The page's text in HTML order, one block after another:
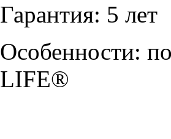
Гарантия: 5 лет
Особенности:
LIFE®